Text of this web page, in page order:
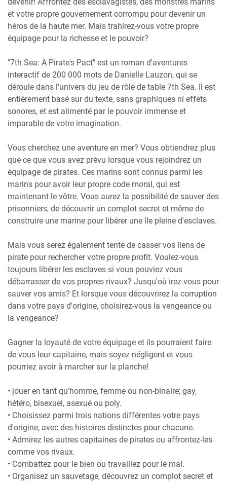
devenir! Affrontez des esclavagistes, des monstres marins
et votre propre gouvernement corrompu pour devenir un
héros de la haute mer. Mais trahirez-vous votre propre
équipage pour la richesse et le pouvoir?
"7th Sea: A Pirate's Pact" est un roman d'aventures
interactif de 200 000 mots de Danielle Lauzon, qui se
déroule dans l'univers du jeu de rôle de table 7th Sea. Il est
entièrement basé sur du texte, sans graphiques ni effets
sonores, et est alimenté par le pouvoir immense et
imparable de votre imagination.
Vous cherchez une aventure en mer? Vous obtiendrez plus
que ce que vous avez prévu lorsque vous rejoindrez un
équipage de pirates. Ces marins sont connus parmi les
marins pour avoir leur propre code moral, qui est
maintenant le vôtre. Vous aurez la possibilité de sauver des
prisonniers, de découvrir un complot secret et même de
construire une marine pour libérer une île pleine d'esclaves.
Mais vous serez également tenté de casser vos liens de
pirate pour rechercher votre propre profit. Voulez-vous
toujours libérer les esclaves si vous pouviez vous
débarrasser de vos propres rivaux? Jusqu'où irez-vous pour
sauver vos amis? Et lorsque vous découvrirez la corruption
dans votre pays d'origine, choisirez-vous la vengeance ou
la vengeance?
Gagner la loyauté de votre équipage et ils pourraient faire
de vous leur capitaine, mais soyez négligent et vous
pourriez avoir à marcher sur la planche!
• jouer en tant qu’homme, femme ou non-binaire; gay,
hétéro, bisexuel, asexué ou poly.
• Choisissez parmi trois nations différentes votre pays
d'origine, avec des histoires distinctes pour chacune.
• Admirez les autres capitaines de pirates ou affrontez-les
comme vos rivaux.
• Combattez pour le bien ou travaillez pour le mal.
• Organisez un sauvetage, découvrez un complot secret et